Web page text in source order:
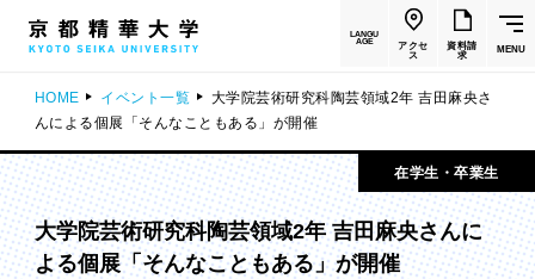
LANGU
AGE
アクセ
ス
資料請
求
MENU
HOME イベント一覧
大学院芸術研究科陶芸領域2年 吉田麻央さ
んによる個展「そんなこともある」が開催
在学生・卒業生
大学院芸術研究科陶芸領域2年 吉田麻央さんに
よる個展「そんなこともある」が開催